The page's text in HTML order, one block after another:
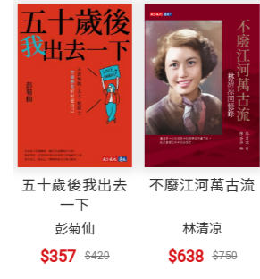
局、個性決定命運、思路決定出
是非決定因果」，這五個決定就
03 創業家到選舉操盤手
「我從來都不是一個整天看診的
從不自我設限的李祖德，從牙醫
領域的第一步，意外走上政治之路
04 創投生涯專才變通才
每次都說，我是魚缸內的魚，請
理。也常揶揄他們，史上有思想的
論述編撰而成，少有自己寫的，
近年我在演講時不斷提醒，新常
顛覆舊有的規律，才能創新作為
友們用我論述反將我軍，要我盡速
書中我應坦誠地交代清楚，也要提
能從善如流。
醫療產業創新的先驅！希望臺灣的
後起的李祖德，繼續把我們的醫
——張
從醫學專才到成為整合跨領域的通
的歷練與體悟，對年輕人是很好
理、北京美大星巴克咖啡董事長
事、徐福記國際集團獨立董事及台
現任臺北醫學大學董事長、環瑞醫
長、臺灣漢鼎公司副董事長、上海
董事長、創新工業技術移轉公司董
王家英 作者
畢業於台大EMBA商學組丶台大哲
日報》副刊組主任、《哈佛商業評
出版社 天下文化
裝幀 軟皮精裝
五十歲後我出去
一下
彭菊仙
$357 $420
不廢江河萬古流
林清凉
$638 $750